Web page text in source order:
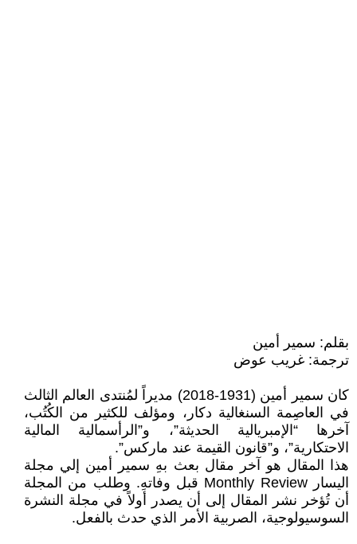
بقلم: سمير أمين
ترجمة: غريب عوض
كان سمير أمين (1931-2018) مديراً لمُنتدى العالم الثالث
في العاصِمة السنغالية دكار، ومؤلف للكثير من الكُتُب،
آخرها “الإمبريالية الحديثة”، و”الرأسمالية المالية
الاحتكارية”، و”قانون القيمة عند ماركس”.
هذا المقال هو آخر مقال بعث بهِ سمير أمين إلي مجلة
اليسار Monthly Review قبل وفاتهِ. وطلب من المجلة
أن تُؤخر نشر المقال إلى أن يصدر أولاً في مجلة النشرة
السوسيولوجية، الصربية الأمر الذي حدث بالفعل.